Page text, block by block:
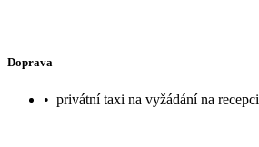
Doprava
• privátní taxi na vyžádání na recepci